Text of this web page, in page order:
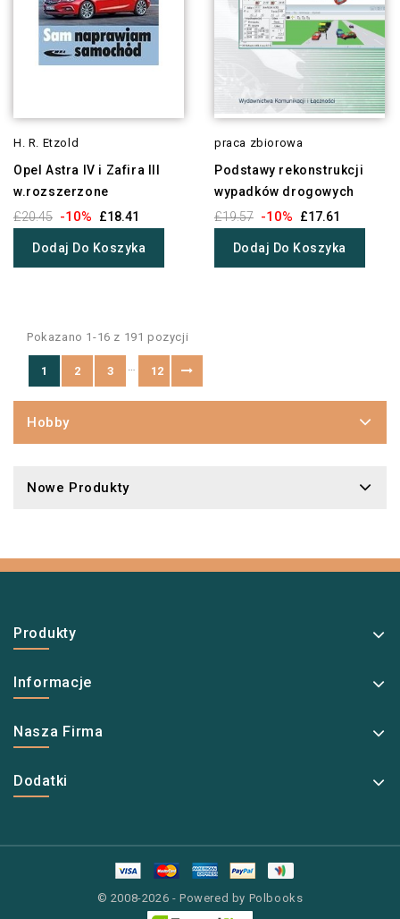
H. R. Etzold
Opel Astra IV i Zafira III
w.rozszerzone
£20.45 -10% £18.41
Dodaj Do Koszyka
praca zbiorowa
Podstawy rekonstrukcji
wypadków drogowych
£19.57 -10% £17.61
Dodaj Do Koszyka
Pokazano 1-16 z 191 pozycji
1 2 3 … 12
Hobby
Nowe Produkty
Produkty
Informacje
Nasza Firma
Dodatki
© 2008-2026 - Powered by Polbooks